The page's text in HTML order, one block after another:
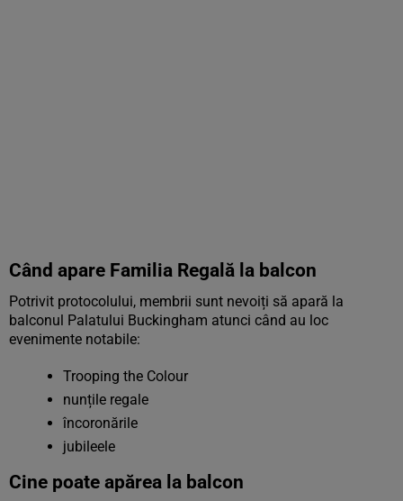
Când apare Familia Regală la balcon
Potrivit protocolului, membrii sunt nevoiți să apară la
balconul Palatului Buckingham atunci când au loc
evenimente notabile:
Trooping the Colour
nunțile regale
încoronările
jubileele
Cine poate apărea la balcon